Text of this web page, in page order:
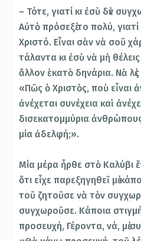
– Τότε, γιατί κι ἐσὺ δὲν
Αὐτὸ πρόσεξὲ το πολύ,
Χριστό. Εἶναι σὰν νὰ σοῦ
τάλαντα κι ἐσὺ νὰ μὴ
ἄλλον ἑκατὸ δηνάρια. Νὰ
«Πῶς ὁ Χριστὸς, ποὺ εἶναι
ἀνέχεται συνέχεια καὶ
δισεκατομμύρια
μία ἀδελφή;».
Μία μέρα ἦρθε στὸ Καλύβι
ὅτι εἶχε παρεξηγηθεῖ μὲ
τοῦ ζητοῦσε νὰ τὸν
συγχωροῦσε. Κάποια
προσευχή, Γέροντα, νά, μὲ